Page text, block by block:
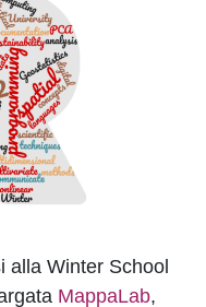
alla Winter School
MappaLab,